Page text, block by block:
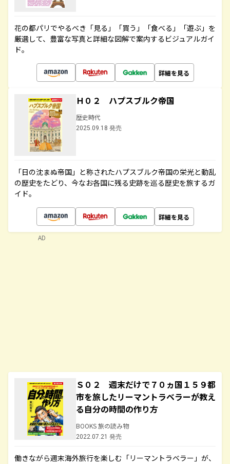
花の都パリでやるべき「見る」「買う」「食べる」「遊ぶ」を
厳選して、豊富な写真と詳細な図解で案内するビジュアルガイ
ド。
詳細を見る
Ｈ０２ ハプスブルク帝国
歴史時代
2025.09.18 発売
「日の沈まぬ帝国」と称されたハプスブルク帝国の栄光と動乱
の歴史をたどり、今なお各国に残る史跡を巡る歴史を旅するガ
イド。
詳細を見る
Ｓ０２ 週末だけで７０ヵ国１５９都
市を旅したリーマントラベラーが教え
る自分の時間の作り方
BOOKS 旅の読み物
2022.07.21 発売
働きながら週末海外旅行を楽しむ「リーマントラベラー」が、
AD